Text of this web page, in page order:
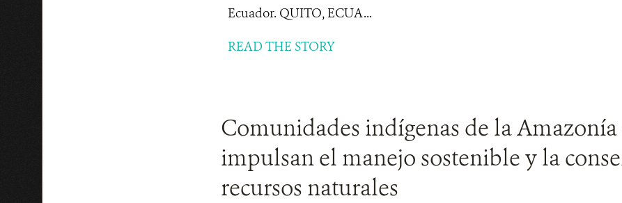
Ecuador. QUITO, ECUA...
READ THE STORY
Comunidades indígenas de la
impulsan el manejo sostenible y la
recursos naturales